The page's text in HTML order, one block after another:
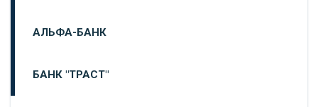
АЛЬФА-БАНК
БАНК "ТРАСТ"